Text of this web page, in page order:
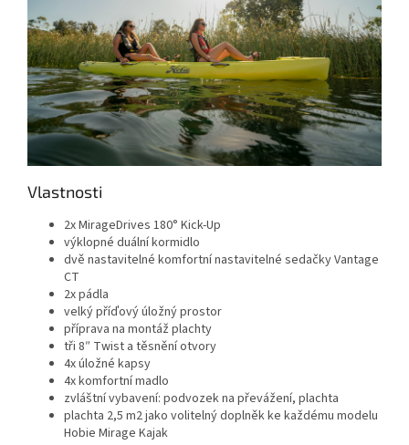
Vlastnosti
2x MirageDrives 180° Kick-Up
výklopné duální kormidlo
dvě nastavitelné komfortní nastavitelné sedačky Vantage
CT
2x pádla
velký příďový úložný prostor
příprava na montáž plachty
tři 8″ Twist a těsnění otvory
4x úložné kapsy
4x komfortní madlo
zvláštní vybavení: podvozek na převážení, plachta
plachta 2,5 m2 jako volitelný doplněk ke každému modelu
Hobie Mirage Kajak